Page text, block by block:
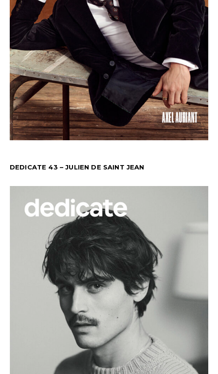
DEDICATE 43 – JULIEN DE SAINT JEAN